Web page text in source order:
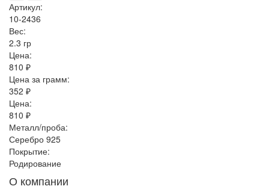
Артикул:
10-2436
Вес:
2.3 гр
Цена:
810 ₽
Цена за грамм:
352 ₽
Цена:
810 ₽
Металл/проба:
Серебро 925
Покрытие:
Родирование
О компании